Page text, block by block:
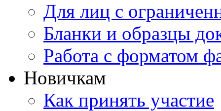
Для лиц с
Бланки и образцы
Работа с форматом
Новичкам
Как принять участие